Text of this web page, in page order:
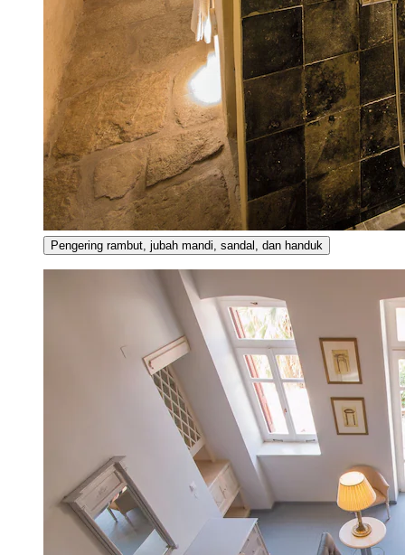
Pengering rambut, jubah mandi, sandal, dan handuk